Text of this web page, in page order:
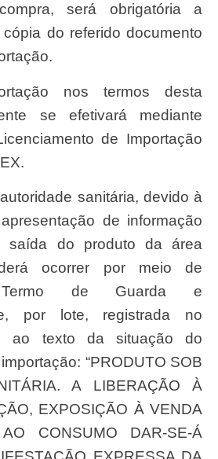
será obrigatória a
do referido documento
se efetivará mediante
de Importação
sanitária, devido à
de informação
saída do produto da área
ocorrer por meio de
de Guarda e
por lote, registrada no
ao texto da situação do
“PRODUTO SOB
A LIBERAÇÃO À
EXPOSIÇÃO À VENDA
CONSUMO DAR-SE-Á